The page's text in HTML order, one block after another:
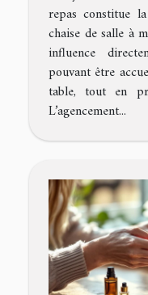
repas constitue
chaise de salle à
influence
pouvant être
table, tout en
L’agencement...